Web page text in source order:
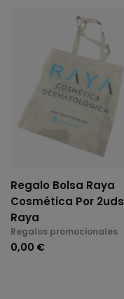
Regalo Bolsa Raya
Cosmética Por 2uds
Raya
Regalos promocionales
0,00 €